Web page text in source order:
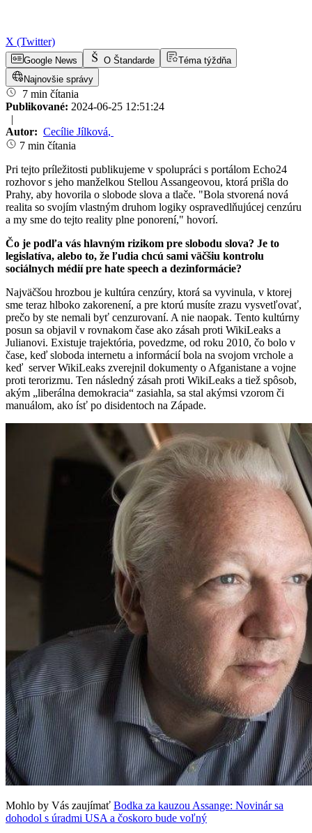
X (Twitter)
Google News O Štandarde
Téma týždňa
Najnovšie správy
7 min čítania
Publikované: 2024-06-25 12:51:24
|
Autor: Cecílie Jílková,
7 min čítania
Pri tejto príležitosti publikujeme v spolupráci s portálom Echo24
rozhovor s jeho manželkou Stellou Assangeovou, ktorá prišla do
Prahy, aby hovorila o slobode slova a tlače. "Bola stvorená nová
realita so svojím vlastným druhom logiky ospravedlňujúcej cenzúru
a my sme do tejto reality plne ponorení," hovorí.
Čo je podľa vás hlavným rizikom pre slobodu slova? Je to
legislatíva, alebo to, že ľudia chcú sami väčšiu kontrolu
sociálnych médií pre hate speech a dezinformácie?
Najväčšou hrozbou je kultúra cenzúry, ktorá sa vyvinula, v ktorej
sme teraz hlboko zakorenení, a pre ktorú musíte zrazu vysvetľovať,
prečo by ste nemali byť cenzurovaní. A nie naopak. Tento kultúrny
posun sa objavil v rovnakom čase ako zásah proti WikiLeaks a
Julianovi. Existuje trajektória, povedzme, od roku 2010, čo bolo v
čase, keď sloboda internetu a informácií bola na svojom vrchole a
keď server WikiLeaks zverejnil dokumenty o Afganistane a vojne
proti terorizmu. Ten následný zásah proti WikiLeaks a tiež spôsob,
akým „liberálna demokracia“ zasiahla, sa stal akýmsi vzorom či
manuálom, ako ísť po disidentoch na Západe.
Mohlo by Vás zaujímať Bodka za kauzou Assange: Novinár sa
dohodol s úradmi USA a čoskoro bude voľný